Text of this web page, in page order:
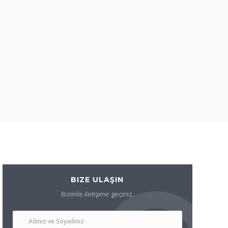
BIZE ULAŞIN
Bizimle iletişime geçiniz.